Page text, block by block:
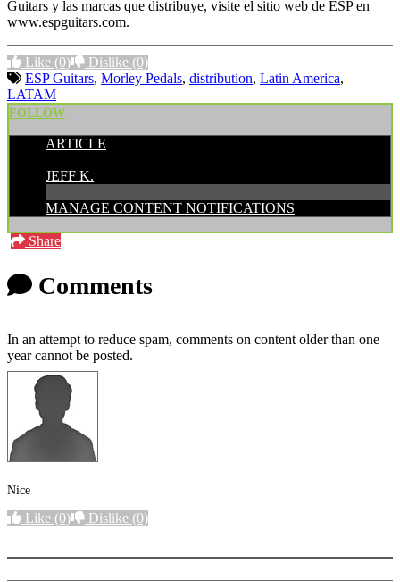
Guitars y las marcas que distribuye, visite el sitio web de ESP en
www.espguitars.com.
Like (0) Dislike (0)
ESP Guitars, Morley Pedals, distribution, Latin America,
LATAM
FOLLOW
ARTICLE
JEFF K.
MANAGE CONTENT NOTIFICATIONS
Share
Comments
In an attempt to reduce spam, comments on content older than one
year cannot be posted.
Nice
Like (0) Dislike (0)